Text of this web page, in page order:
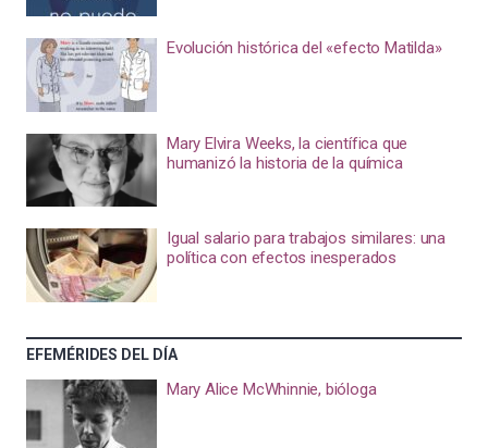
Evolución histórica del «efecto Matilda»
Mary Elvira Weeks, la científica que
humanizó la historia de la química
Igual salario para trabajos similares: una
política con efectos inesperados
EFEMÉRIDES DEL DÍA
Mary Alice McWhinnie, bióloga